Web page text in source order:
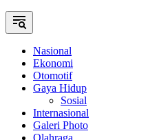
Nasional
Ekonomi
Otomotif
Gaya Hidup
Sosial
Internasional
Galeri Photo
Olahraga